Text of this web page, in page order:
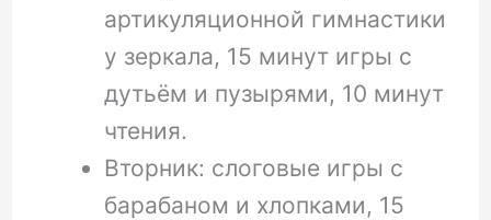
артикуляционной гимнастики
у зеркала, 15 минут игры с
дутьём и пузырями, 10 минут
чтения.
Вторник: слоговые игры с
барабаном и хлопками, 15